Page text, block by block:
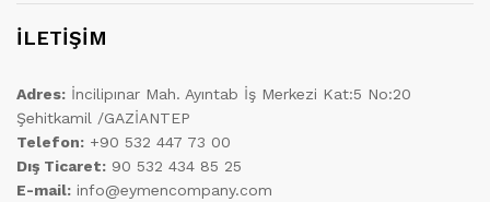
İLETİŞİM
Adres: İncilipınar Mah. Ayıntab İş Merkezi Kat:5 No:20
Şehitkamil /GAZİANTEP
Telefon: +90 532 447 73 00
Dış Ticaret: 90 532 434 85 25
E-mail: info@eymencompany.com